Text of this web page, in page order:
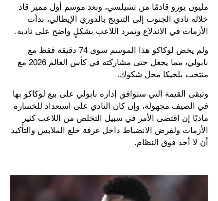
مليون يورو قادمًا من تشيلسي، وبعد موسم أول مميز قاد
خلاله نادي الجنوب إلى التتويج بالدوري الإيطالي، بدأت
الأزمات في الاندلاع وتمرد اللاعب بشكلٍ واضح على ناديه.
ولم يخض لوكاكو هذا الموسم سوى 74 دقيقة فقط مع
نابولي، مما يجعل حتى مشاركته في كأس العالم 2026 مع
منتخب بلجيكا محل شكوك.
وتبقى القيمة التي ستوافق إدارة نابولي على بيع لوكاكو بها
في الصيف مجهولة، وإن كان النادي على استعداد للخسارة
ماديًا إن اقتضى الأمر في سبيل التخلص من اللاعب كثير
الأزمات ولفرض الانضباط داخل غرفة خلع الملابس والتأكيد
أن لا أحد فوق النظام.